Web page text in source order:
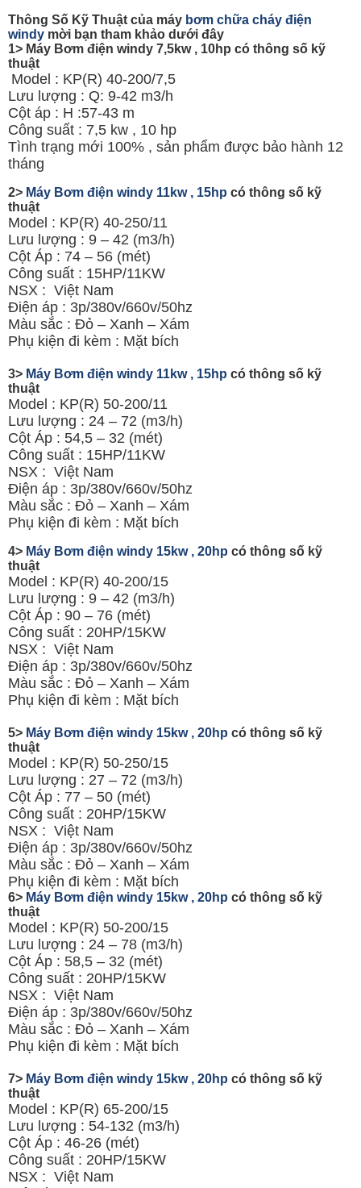
Thông Số Kỹ Thuật của máy bơm chữa cháy điện
windy mời bạn tham khảo dưới đây
1> Máy Bơm điện windy 7,5kw , 10hp có thông số kỹ
thuật
Model : KP(R) 40-200/7,5
Lưu lượng : Q: 9-42 m3/h
Cột áp : H :57-43 m
Công suất : 7,5 kw , 10 hp
Tình trạng mới 100% , sản phẩm được bảo hành 12
tháng
2> Máy Bơm điện windy 11kw , 15hp có thông số kỹ
thuật
Model : KP(R) 40-250/11
Lưu lượng : 9 – 42 (m3/h)
Cột Áp : 74 – 56 (mét)
Công suất : 15HP/11KW
NSX : Việt Nam
Điện áp : 3p/380v/660v/50hz
Màu sắc : Đỏ – Xanh – Xám
Phụ kiện đi kèm : Mặt bích
3> Máy Bơm điện windy 11kw , 15hp có thông số kỹ
thuật
Model : KP(R) 50-200/11
Lưu lượng : 24 – 72 (m3/h)
Cột Áp : 54,5 – 32 (mét)
Công suất : 15HP/11KW
NSX : Việt Nam
Điện áp : 3p/380v/660v/50hz
Màu sắc : Đỏ – Xanh – Xám
Phụ kiện đi kèm : Mặt bích
4> Máy Bơm điện windy 15kw , 20hp có thông số kỹ
thuật
Model : KP(R) 40-200/15
Lưu lượng : 9 – 42 (m3/h)
Cột Áp : 90 – 76 (mét)
Công suất : 20HP/15KW
NSX : Việt Nam
Điện áp : 3p/380v/660v/50hz
Màu sắc : Đỏ – Xanh – Xám
Phụ kiện đi kèm : Mặt bích
5> Máy Bơm điện windy 15kw , 20hp có thông số kỹ
thuật
Model : KP(R) 50-250/15
Lưu lượng : 27 – 72 (m3/h)
Cột Áp : 77 – 50 (mét)
Công suất : 20HP/15KW
NSX : Việt Nam
Điện áp : 3p/380v/660v/50hz
Màu sắc : Đỏ – Xanh – Xám
Phụ kiện đi kèm : Mặt bích
6> Máy Bơm điện windy 15kw , 20hp có thông số kỹ
thuật
Model : KP(R) 50-200/15
Lưu lượng : 24 – 78 (m3/h)
Cột Áp : 58,5 – 32 (mét)
Công suất : 20HP/15KW
NSX : Việt Nam
Điện áp : 3p/380v/660v/50hz
Màu sắc : Đỏ – Xanh – Xám
Phụ kiện đi kèm : Mặt bích
7> Máy Bơm điện windy 15kw , 20hp có thông số kỹ
thuật
Model : KP(R) 65-200/15
Lưu lượng : 54-132 (m3/h)
Cột Áp : 46-26 (mét)
Công suất : 20HP/15KW
NSX : Việt Nam